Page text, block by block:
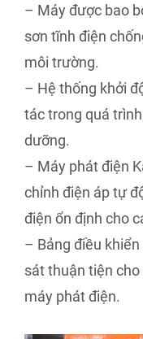
– Máy được bao
sơn tĩnh điện
môi trường.
– Hệ thống khởi
tác trong quá
dưỡng.
– Máy phát điện
chỉnh điện áp tự
điện ổn định cho
– Bảng điều
sát thuận tiện
máy phát điện.